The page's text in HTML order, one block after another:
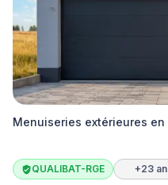
Menuiseries extérieures
QUALIBAT-RGE +23